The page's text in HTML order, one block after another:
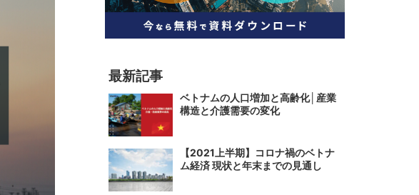
特定技能
高度人材・エンジニア
ベトナムでの生活
文化・社会
政治
最新記事
ベトナムの人口増加と高齢化│産業
構造と介護需要の変化
【2021上半期】コロナ禍のベトナ
ム経済 現状と年末までの見通し